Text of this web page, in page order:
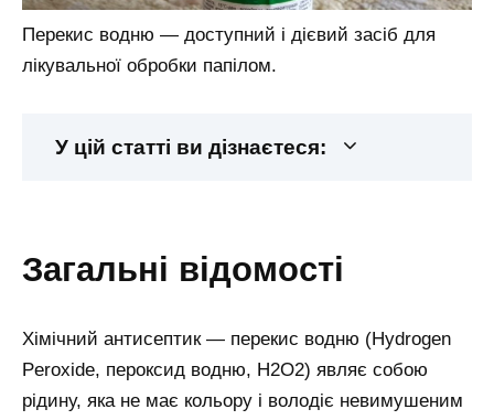
Перекис водню — доступний і дієвий засіб для
лікувальної обробки папілом.
У цій статті ви дізнаєтеся:
загальні відомості
Хімічний антисептик — перекис водню (Hydrogen
Peroxide, пероксид водню, Н2О2) являє собою
рідину, яка не має кольору і володіє невимушеним